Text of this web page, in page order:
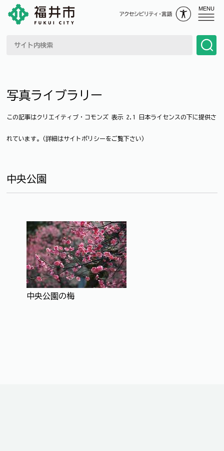
MENU
写真ライブラリー
この記事はクリエイティブ・コモンズ 表示 2.1 日本ライセンスの下に提供さ
れています。(詳細はサイトポリシーをご覧下さい)
中央公園
中央公園の梅